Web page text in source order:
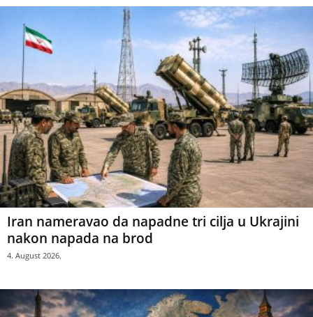
Iran nameravao da napadne tri cilja u Ukrajini
nakon napada na brod
4. August 2026.